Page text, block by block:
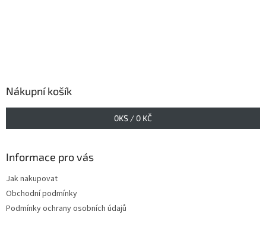
Nákupní košík
0KS / 0 KČ
Informace pro vás
Jak nakupovat
Obchodní podmínky
Podmínky ochrany osobních údajů